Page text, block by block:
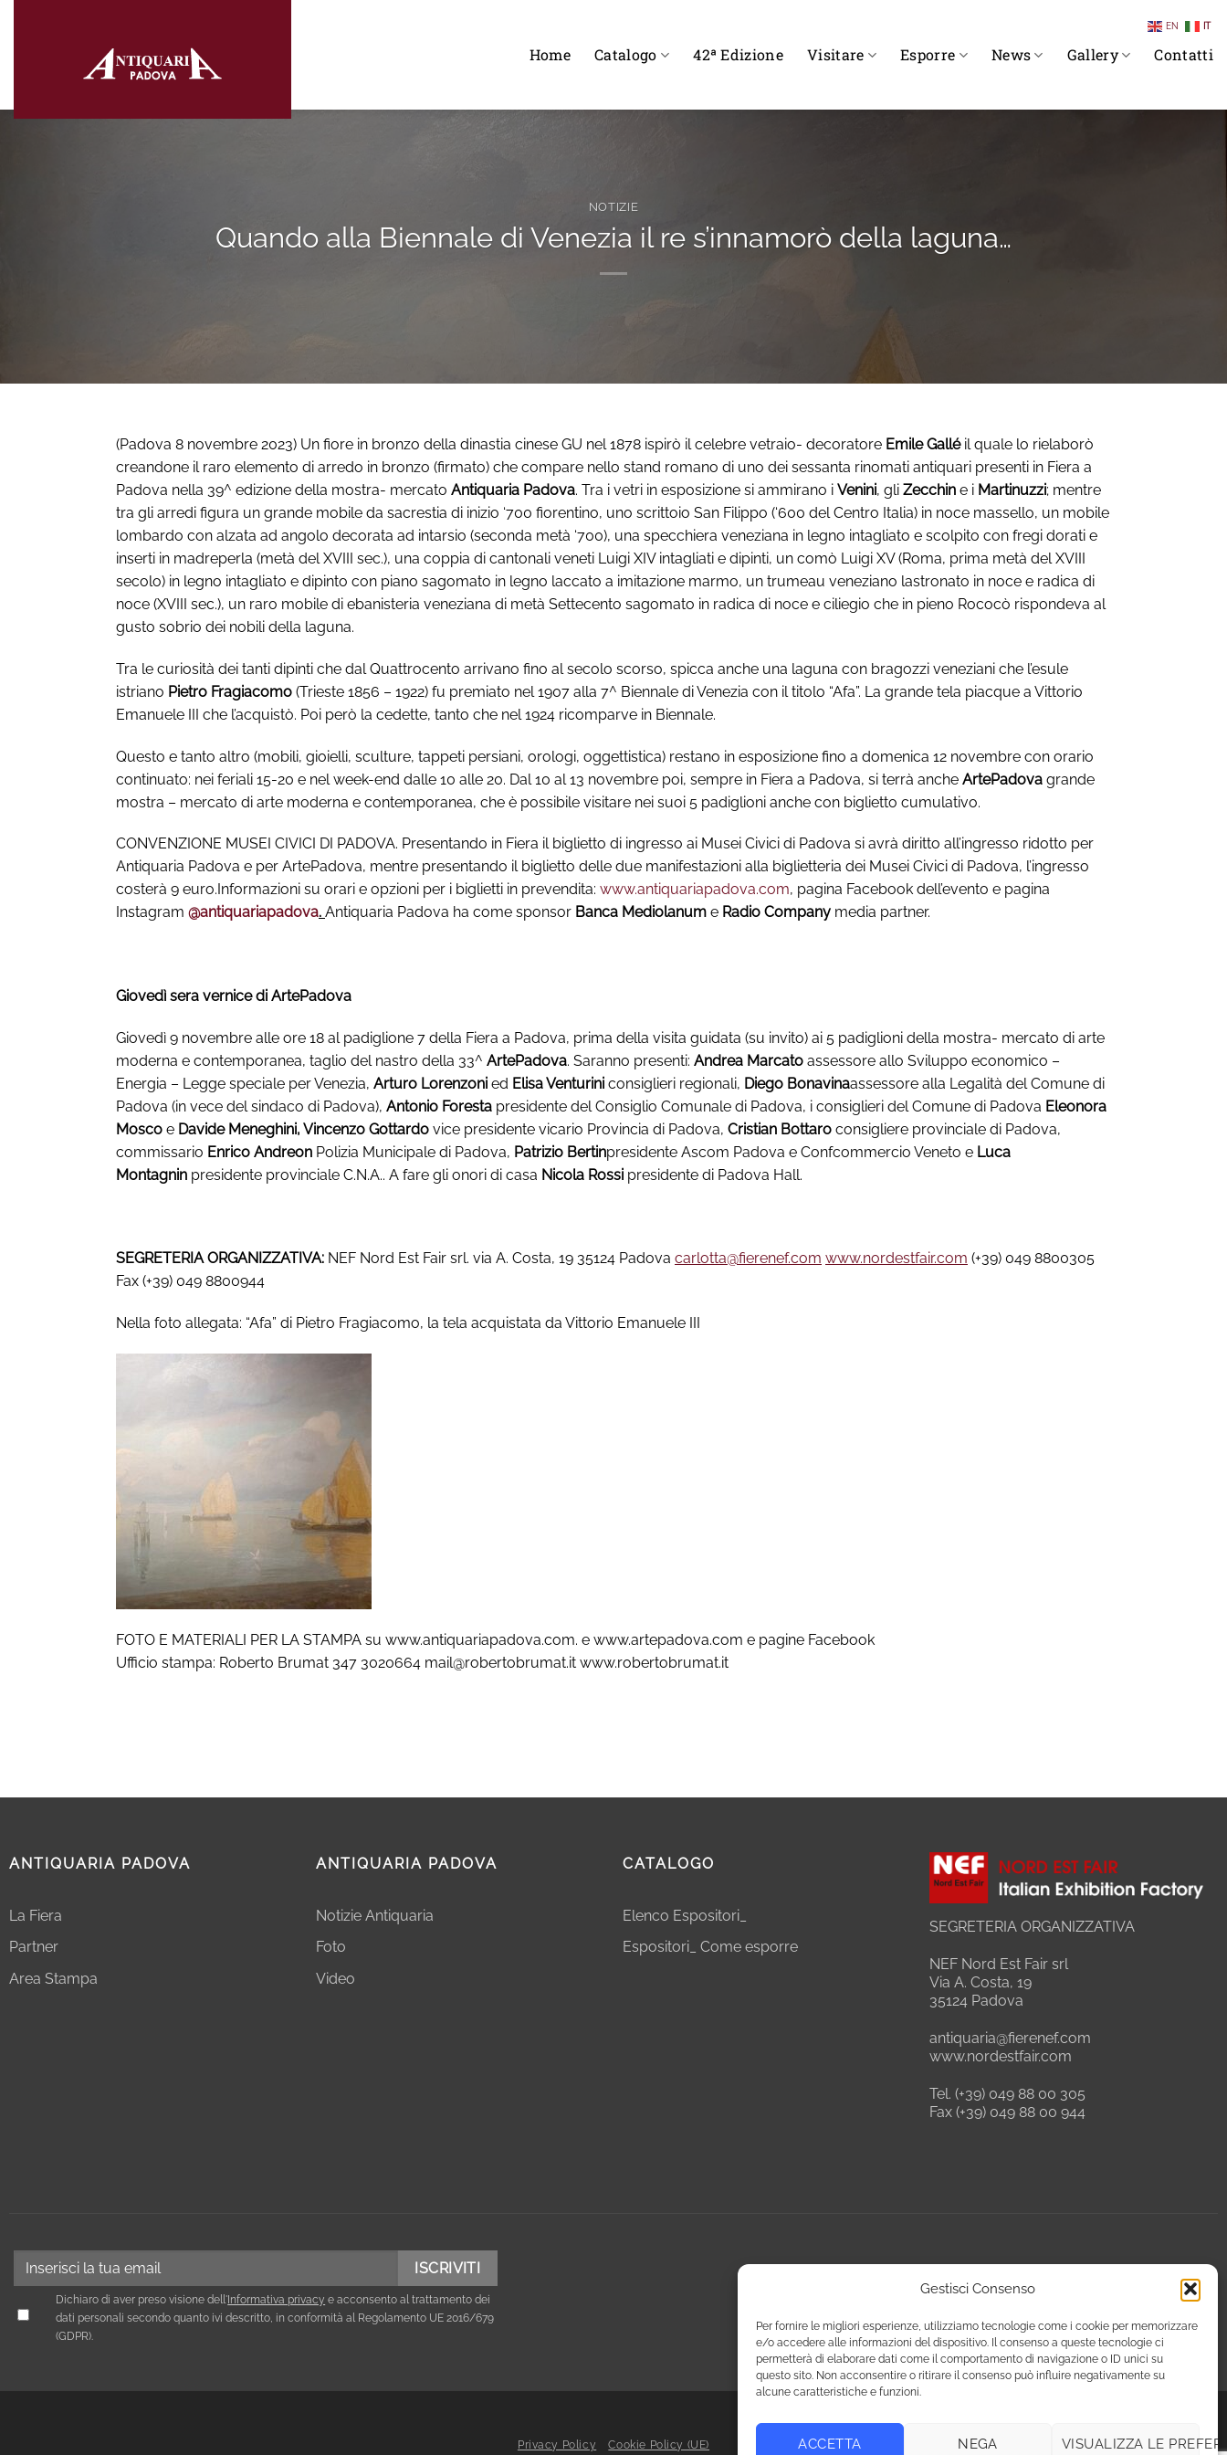
Gestisci Consenso
Per fornire le migliori esperienze, utilizziamo tecnologie come i cookie per memorizzare
e/o accedere alle informazioni del dispositivo. Il consenso a queste tecnologie ci
permetterà di elaborare dati come il comportamento di navigazione o ID unici su
questo sito. Non acconsentire o ritirare il consenso può influire negativamente su
alcune caratteristiche e funzioni.
ACCETTA NEGA VISUALIZZA LE
Home Catalogo 42ª Edizione Visitare Esporre News Gallery Contatti
NOTIZIE
Quando alla Biennale di Venezia il re s’innamorò della laguna…
(Padova 8 novembre 2023) Un fiore in bronzo della dinastia cinese GU nel 1878 ispirò il celebre vetraio- decoratore Emile Galléil quale lo rielaborò
creandone il raro elemento di arredo in bronzo (firmato) che compare nello stand romano di uno dei sessanta rinomati antiquari presenti in Fiera a
Padova nella 39^ edizione della mostra- mercato Antiquaria Padova. Tra i vetri in esposizione si ammirano i Venini, gli Zecchin e i Martinuzzi; mentre
tra gli arredi figura un grande mobile da sacrestia di inizio ‘700 fiorentino, uno scrittoio San Filippo (‘600 del Centro Italia) in noce massello, un mobile
lombardo con alzata ad angolo decorata ad intarsio (seconda metà ‘700), una specchiera veneziana in legno intagliato e scolpito con fregi dorati e
inserti in madreperla (metà del XVIII sec.), una coppia di cantonali veneti Luigi XIV intagliati e dipinti, un comò Luigi XV (Roma, prima metà del XVIII
secolo) in legno intagliato e dipinto con piano sagomato in legno laccato a imitazione marmo, un trumeau veneziano lastronato in noce e radica di
noce (XVIII sec.), un raro mobile di ebanisteria veneziana di metà Settecento sagomato in radica di noce e ciliegio che in pieno Rococò rispondeva al
gusto sobrio dei nobili della laguna.
Tra le curiosità dei tanti dipinti che dal Quattrocento arrivano fino al secolo scorso, spicca anche una laguna con bragozzi veneziani che l’esule
istriano Pietro Fragiacomo (Trieste 1856 – 1922) fu premiato nel 1907 alla 7^ Biennale di Venezia con il titolo “Afa”. La grande tela piacque a Vittorio
Emanuele III che l’acquistò. Poi però la cedette, tanto che nel 1924 ricomparve in Biennale.
Questo e tanto altro (mobili, gioielli, sculture, tappeti persiani, orologi, oggettistica) restano in esposizione fino a domenica 12 novembre con orario
continuato: nei feriali 15-20 e nel week-end dalle 10 alle 20. Dal 10 al 13 novembre poi, sempre in Fiera a Padova, si terrà anche ArtePadova grande
mostra – mercato di arte moderna e contemporanea, che è possibile visitare nei suoi 5 padiglioni anche con biglietto cumulativo.
CONVENZIONE MUSEI CIVICI DI PADOVA. Presentando in Fiera il biglietto di ingresso ai Musei Civici di Padova si avrà diritto all’ingresso ridotto per
Antiquaria Padova e per ArtePadova, mentre presentando il biglietto delle due manifestazioni alla biglietteria dei Musei Civici di Padova, l’ingresso
costerà 9 euro.Informazioni su orari e opzioni per i biglietti in prevendita: www.antiquariapadova.com, pagina Facebook dell’evento e pagina
Instagram @antiquariapadova. Antiquaria Padova ha come sponsor Banca Mediolanum e Radio Company media partner.
Giovedì sera vernice di ArtePadova
Giovedì 9 novembre alle ore 18 al padiglione 7 della Fiera a Padova, prima della visita guidata (su invito) ai 5 padiglioni della mostra- mercato di arte
moderna e contemporanea, taglio del nastro della 33^ ArtePadova. Saranno presenti: Andrea Marcato assessore allo Sviluppo economico –
Energia – Legge speciale per Venezia, Arturo Lorenzoni ed Elisa Venturini consiglieri regionali, Diego Bonavinaassessore alla Legalità del Comune di
Padova (in vece del sindaco di Padova), Antonio Foresta presidente del Consiglio Comunale di Padova, i consiglieri del Comune di Padova Eleonora
Mosco e Davide Meneghini, Vincenzo Gottardo vice presidente vicario Provincia di Padova, Cristian Bottaro consigliere provinciale di Padova,
commissario Enrico Andreon Polizia Municipale di Padova, Patrizio Bertinpresidente Ascom Padova e Confcommercio Veneto e Luca
Montagnin presidente provinciale C.N.A.. A fare gli onori di casa Nicola Rossi presidente di Padova Hall.
SEGRETERIA ORGANIZZATIVA: NEF Nord Est Fair srl. via A. Costa, 19 35124 Padova carlotta@fierenef.com www.nordestfair.com (+39) 049 8800305
Fax (+39) 049 8800944
Nella foto allegata: “Afa” di Pietro Fragiacomo, la tela acquistata da Vittorio Emanuele III
FOTO E MATERIALI PER LA STAMPA su www.antiquariapadova.com. e www.artepadova.com e pagine Facebook
Ufficio stampa: Roberto Brumat 347 3020664 mail@robertobrumat.it www.robertobrumat.it
ANTIQUARIA PADOVA
La Fiera
Partner
Area Stampa
ANTIQUARIA PADOVA
Notizie Antiquaria
Foto
Video
CATALOGO
Elenco Espositori_
Espositori_ Come esporre
SEGRETERIA ORGANIZZATIVA
NEF Nord Est Fair srl
Via A. Costa, 19
35124 Padova
antiquaria@fierenef.com
www.nordestfair.com
Tel. (+39) 049 88 00 305
Fax (+39) 049 88 00 944
Dichiaro di aver preso visione dell'Informativa privacy e acconsento al trattamento dei
dati personali secondo quanto ivi descritto, in conformità al Regolamento UE 2016/679
(GDPR).
Privacy Policy Cookie Policy (UE)
EN IT